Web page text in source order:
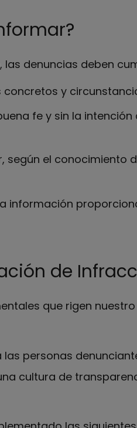
denuncias deben
y
fe y sin la
el conocimiento
información
de
que rigen
personas
cultura de